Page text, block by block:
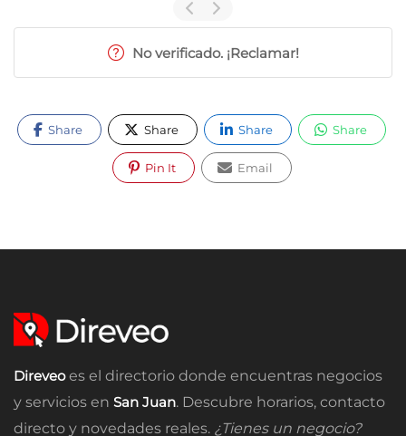
No verificado. ¡Reclamar!
Share Share Share Share
Pin It Email
Direveoes el directorio donde encuentras negocios
y servicios en San Juan. Descubre horarios, contacto
directo y novedades reales. ¿Tienes un negocio?